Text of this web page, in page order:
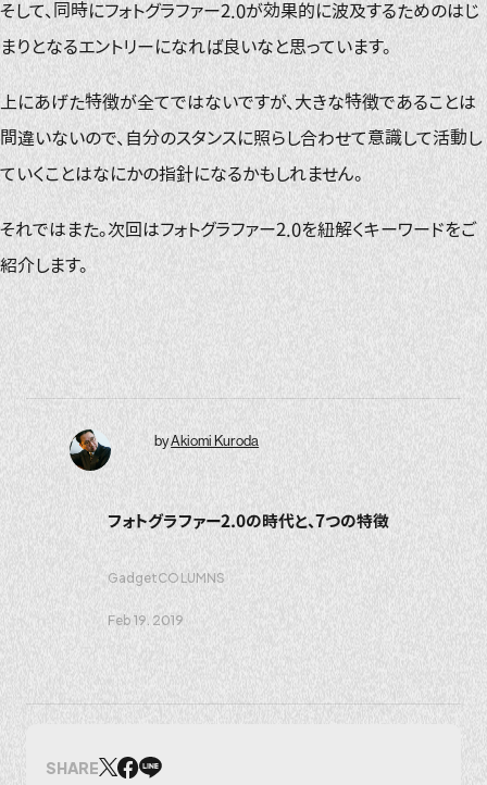
そして、同時にフォトグラファー2.0が効果的に波及するためのはじ
まりとなるエントリーになれば良いなと思っています。
上にあげた特徴が全てではないですが、大きな特徴であることは
間違いないので、自分のスタンスに照らし合わせて意識して活動し
ていくことはなにかの指針になるかもしれません。
それではまた。次回はフォトグラファー2.0を紐解くキーワードをご
紹介します。
byAkiomi Kuroda
フォトグラファー2.0の時代と、7つの特徴
GadgetCOLUMNS
Feb 19. 2019
SHARE